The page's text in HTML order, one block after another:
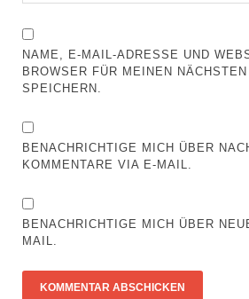
NAME, E-MAIL-ADRESSE UND
BROWSER FÜR MEINEN
SPEICHERN.
BENACHRICHTIGE MICH ÜBER
KOMMENTARE VIA E-MAIL.
BENACHRICHTIGE MICH ÜBER
MAIL.